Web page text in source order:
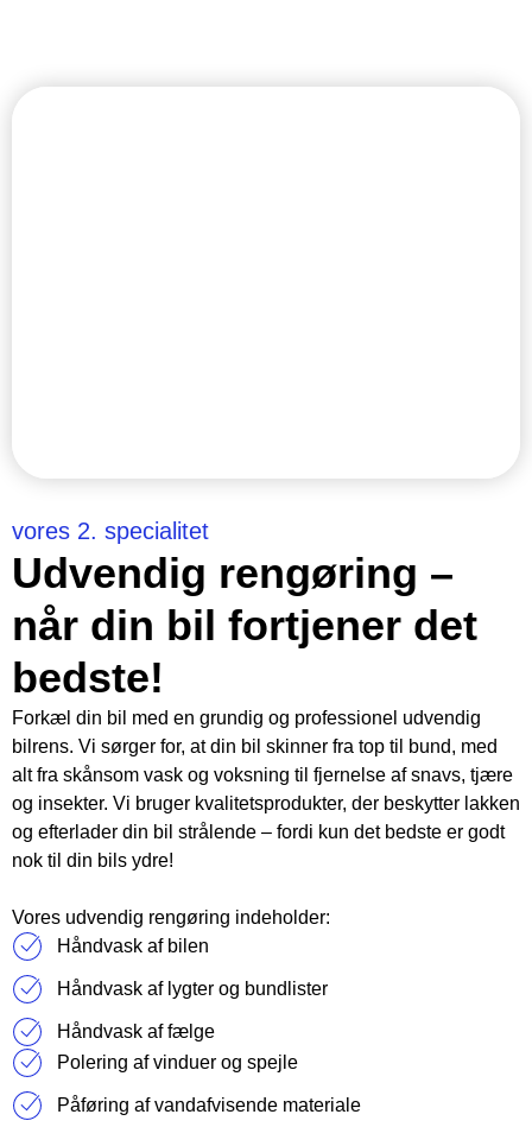
vores 2. specialitet
Udvendig rengøring –
når din bil fortjener det
bedste!
Forkæl din bil med en grundig og professionel udvendig
bilrens. Vi sørger for, at din bil skinner fra top til bund, med
alt fra skånsom vask og voksning til fjernelse af snavs, tjære
og insekter. Vi bruger kvalitetsprodukter, der beskytter lakken
og efterlader din bil strålende – fordi kun det bedste er godt
nok til din bils ydre!
Vores udvendig rengøring indeholder:
Håndvask af bilen
Håndvask af lygter og bundlister
Håndvask af fælge
Polering af vinduer og spejle
Påføring af vandafvisende materiale